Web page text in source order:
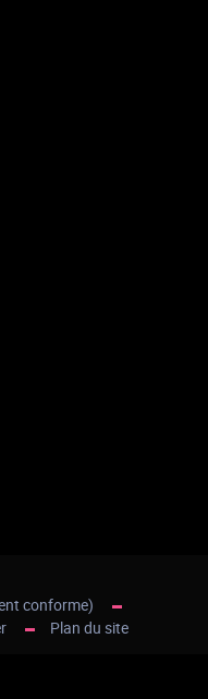
conforme)
Plan du site